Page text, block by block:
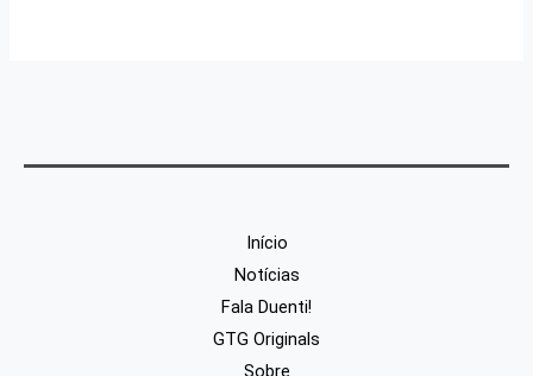
Início
Notícias
Fala Duenti!
GTG Originals